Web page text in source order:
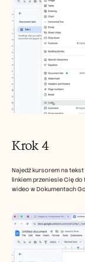
Krok 4
Najedź kursorem na
linkiem przeniesie Cię
wideo w Dokumentach